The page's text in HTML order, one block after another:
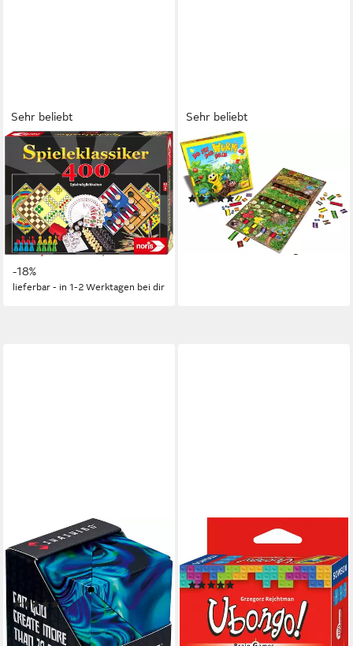
Sehr beliebt
NORIS
Spielesammlung
Spieleklassiker - 400
Spielmöglichkeiten, Made in
Germany
(195)
ab 14,79 € UVP17,99 €
-18%
lieferbar - in 1-2 Werktagen bei dir
Sehr beliebt
ZOCH
Spiel Da ist der Wurm drin,
Made in Germany
(101)
ab 21,79 € UVP26,99 €
lieferbar - in 1-2 Werktagen bei dir
SHASHIBO
Spiel Shashibo Magnetwürfel
Entdecker Serie – Moon, 3D-
Puzzle
(1)
ab 23,39 €
lieferbar - in 6-8 Werktagen bei dir
Geschicklichkeitsspiel
(8)
ab 11,11 € UVP12,99 €
-14%
lieferbar - in 1-2 Werktagen bei dir